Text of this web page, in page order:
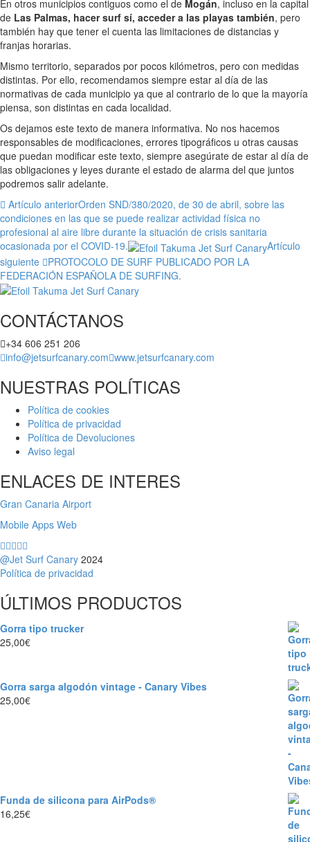
En otros municipios contiguos como el de Mogán, incluso en la capital
de Las Palmas, hacer surf sí, acceder a las playas también, pero
también hay que tener el cuenta las limitaciones de distancias y
franjas horarias.
Mismo territorio, separados por pocos kilómetros, pero con medidas
distintas. Por ello, recomendamos siempre estar al día de las
normativas de cada municipio ya que al contrario de lo que la mayoría
piensa, son distintas en cada localidad.
Os dejamos este texto de manera informativa. No nos hacemos
responsables de modificaciones, errores tipográficos u otras causas
que puedan modificar este texto, siempre asegúrate de estar al día de
las obligaciones y leyes durante el estado de alarma del que juntos
podremos salir adelante.
Artículo anteriorOrden SND/380/2020, de 30 de abril, sobre las
condiciones en las que se puede realizar actividad física no
profesional al aire libre durante la situación de crisis sanitaria
ocasionada por el COVID-19.
Artículo
siguiente
PROTOCOLO DE SURF PUBLICADO POR LA
FEDERACIÓN ESPAÑOLA DE SURFING.
CONTÁCTANOS
+34 606 251 206
info@jetsurfcanary.com www.jetsurfcanary.com
NUESTRAS POLÍTICAS
Política de cookies
Política de privacidad
Política de Devoluciones
Aviso legal
ENLACES DE INTERES
Gran Canaria Airport
Mobile Apps Web
@Jet Surf Canary 2024
Política de privacidad
ÚLTIMOS PRODUCTOS
Gorra tipo trucker
25,00€
Gorra sarga algodón vintage - Canary Vibes
25,00€
Funda de silicona para AirPods®
16,25€